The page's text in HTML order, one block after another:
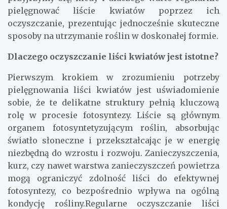
pielęgnować liście kwiatów poprzez ich
oczyszczanie, prezentując jednocześnie skuteczne
sposoby na utrzymanie roślin w doskonałej formie.
Dlaczego oczyszczanie liści kwiatów jest istotne?
Pierwszym krokiem w zrozumieniu potrzeby
pielęgnowania liści kwiatów jest uświadomienie
sobie, że te delikatne struktury pełnią kluczową
rolę w procesie fotosyntezy. Liście są głównym
organem fotosyntetyzującym roślin, absorbując
światło słoneczne i przekształcając je w energię
niezbędną do wzrostu i rozwoju. Zanieczyszczenia,
kurz, czy nawet warstwa zanieczyszczeń powietrza
mogą ograniczyć zdolność liści do efektywnej
fotosyntezy, co bezpośrednio wpływa na ogólną
kondycję rośliny.Regularne oczyszczanie liści